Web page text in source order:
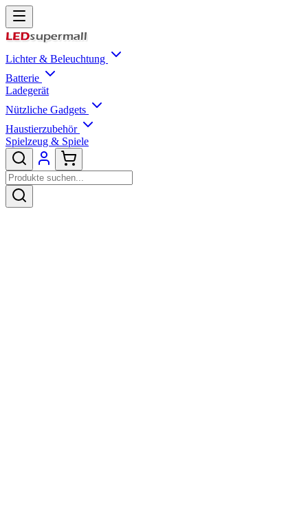
Lichter & Beleuchtung
Batterie
Ladegerät
Nützliche Gadgets
Haustierzubehör
Spielzeug & Spiele